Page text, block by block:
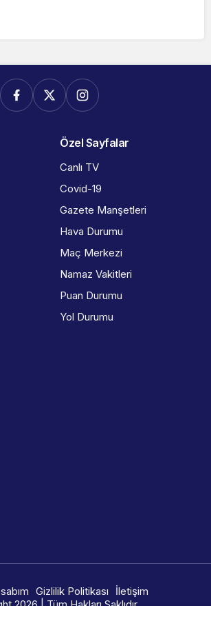
Özel Sayfalar
Canlı TV
Covid-19
Gazete Manşetleri
Hava Durumu
Maç Merkezi
Namaz Vakitleri
Puan Durumu
Yol Durumu
Gizlilik Politikası
İletişim
2026 | Tüm Hakları Saklıdır.
🇧​​​​​🇾​​​​​ 🇮​​​​​🇳​​​​​🇫​​​​​🇮​​​​​🇨​​​​​🇷​​​​​🇪​​​​​🇦​​​​​​​​​​